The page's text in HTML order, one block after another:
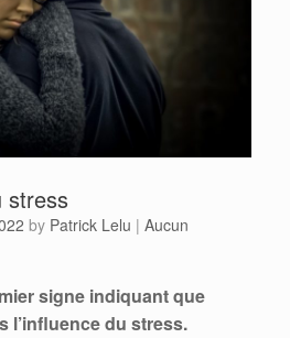
stress
by Patrick Lelu | Aucun
signe indiquant que
l’influence du stress.